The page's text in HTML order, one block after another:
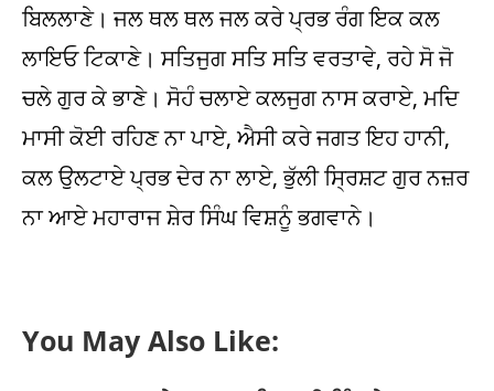
ਬਿਲਲਾਣੇ। ਜਲ ਥਲ ਥਲ ਜਲ ਕਰੇ ਪ੍ਰਭ ਰੰਗ ਇਕ ਕਲ
ਲਾਇਓ ਟਿਕਾਣੇ। ਸਤਿਜੁਗ ਸਤਿ ਸਤਿ ਵਰਤਾਵੇ, ਰਹੇ ਸੋ ਜੋ
ਚਲੇ ਗੁਰ ਕੇ ਭਾਣੇ। ਸੋਹੰ ਚਲਾਏ ਕਲਜੁਗ ਨਾਸ ਕਰਾਏ, ਮਦਿ
ਮਾਸੀ ਕੋਈ ਰਹਿਣ ਨਾ ਪਾਏ, ਐਸੀ ਕਰੇ ਜਗਤ ਇਹ ਹਾਨੀ,
ਕਲ ਉਲਟਾਏ ਪ੍ਰਭ ਦੇਰ ਨਾ ਲਾਏ, ਭੁੱਲੀ ਸ੍ਰਿਸ਼ਟ ਗੁਰ ਨਜ਼ਰ
ਨਾ ਆਏ ਮਹਾਰਾਜ ਸ਼ੇਰ ਸਿੰਘ ਵਿਸ਼ਨੂੰ ਭਗਵਾਨੇ।
You May Also Like: